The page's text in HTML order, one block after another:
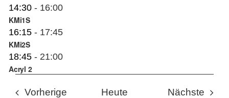
14:30 - 16:00
KMi1S
16:15 - 17:45
KMi2S
18:45 - 21:00
Acryl 2
Vorherige Veranstaltungen
Heute Nächste